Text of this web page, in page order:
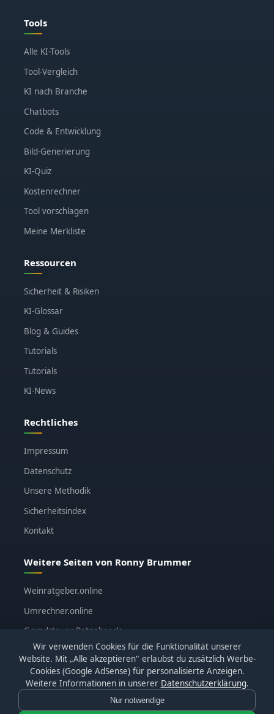
Tools
Alle KI-Tools
Tool-Vergleich
KI nach Branche
Chatbots
Code & Entwicklung
Bild-Generierung
KI-Quiz
Kostenrechner
Tool vorschlagen
Meine Merkliste
Ressourcen
Sicherheit & Risiken
KI-Glossar
Blog & Guides
Tutorials
Tutorials
KI-News
Rechtliches
Impressum
Datenschutz
Unsere Methodik
Sicherheitsindex
Kontakt
Weitere Seiten von Ronny Brummer
Weinratgeber.online
Umrechner.online
Grundsteuer-Ratgeber.de
ronnybrummer.de
KI-Katalog.de· Alle Bewertungen basieren auf
Wir verwenden Cookies für die Funktionalität unserer
Website. Mit „Alle akzeptieren" erlaubst du zusätzlich Werbe-
Cookies (Google AdSense) für personalisierte Anzeigen.
Weitere Informationen in unserer Datenschutzerklärung.
Nur notwendige